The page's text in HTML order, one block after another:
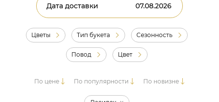
Дата доставки
Цветы Тип букета Сезонность
Повод Цвет
По цене По популярности По новизне